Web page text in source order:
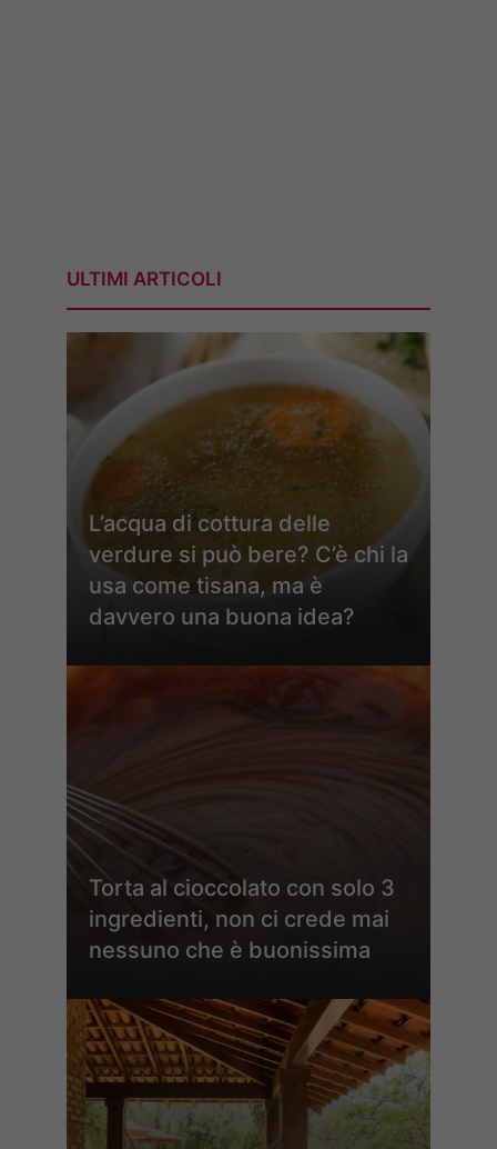
ULTIMI ARTICOLI
L’acqua di cottura delle
verdure si può bere? C’è chi la
usa come tisana, ma è
davvero una buona idea?
Torta al cioccolato con solo 3
ingredienti, non ci crede mai
nessuno che è buonissima